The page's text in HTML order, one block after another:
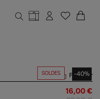
SOLDES -40%
Partager
16,00 €